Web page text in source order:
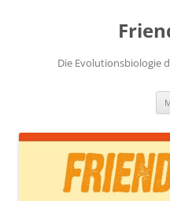
Die Evolutionsbiologie